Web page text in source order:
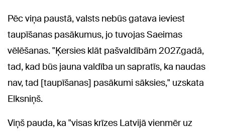
Pēc viņa paustā, valsts nebūs gatava ieviest
taupīšanas pasākumus, jo tuvojas Saeimas
vēlēšanas. "Ķersies klāt pašvaldībām 2027.gadā,
tad, kad būs jauna valdība un sapratīs, ka naudas
nav, tad [taupīšanas] pasākumi sāksies," uzskata
Elksniņš.
Viņš pauda, ka "visas krīzes Latvijā vienmēr uz